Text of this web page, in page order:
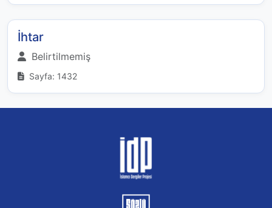
İhtar
Belirtilmemiş
Sayfa: 1432